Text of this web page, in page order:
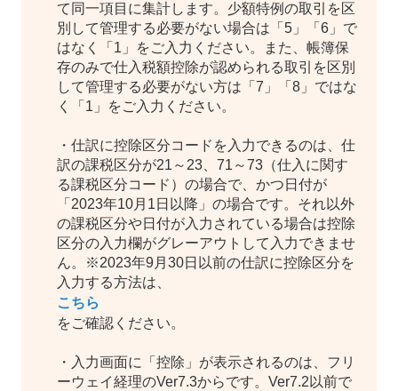
て同一項目に集計します。少額特例の取引を区
別して管理する必要がない場合は「5」「6」で
はなく「1」をご入力ください。また、帳簿保
存のみで仕入税額控除が認められる取引を区別
して管理する必要がない方は「7」「8」ではな
く「1」をご入力ください。
・仕訳に控除区分コードを入力できるのは、仕
訳の課税区分が21～23、71～73（仕入に関す
る課税区分コード）の場合で、かつ日付が
「2023年10月1日以降」の場合です。それ以外
の課税区分や日付が入力されている場合は控除
区分の入力欄がグレーアウトして入力できませ
ん。※2023年9月30日以前の仕訳に控除区分を
入力する方法は、
こちら
をご確認ください。
・入力画面に「控除」が表示されるのは、フリ
ーウェイ経理のVer7.3からです。Ver7.2以前で